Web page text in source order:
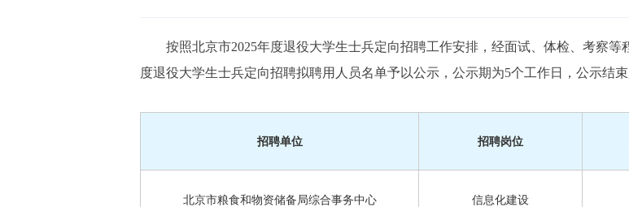
按照北京市2025年度退役大学生士兵定向招聘工作安排，经面试、体检、考察
度退役大学生士兵定向招聘拟聘用人员名单予以公示，公示期为5个工作日，公示结
招聘单位 招聘岗位
北京市粮食和物资储备局综合事务中心 信息化建设